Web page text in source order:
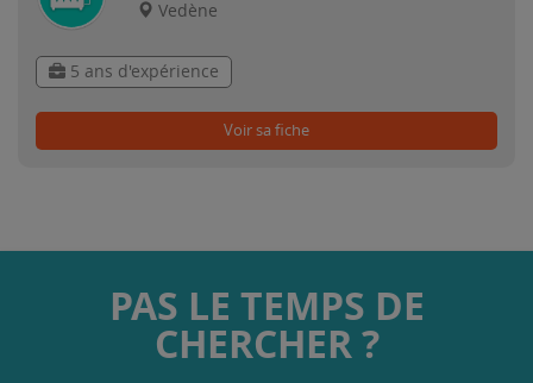
Vedène
5 ans d'expérience
Voir sa fiche
PAS LE TEMPS DE
CHERCHER ?